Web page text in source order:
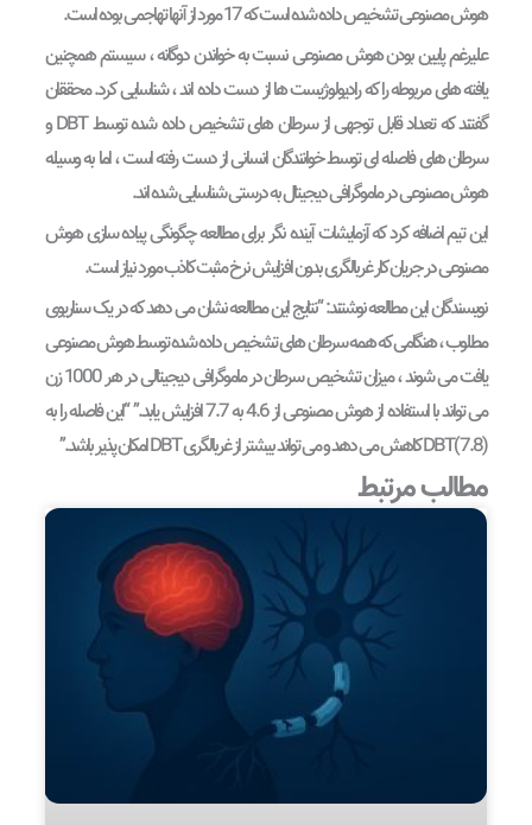
هوش مصنوعی تشخیص داده شده است که 17 مورد از آنها تهاجمی بوده است.
علیرغم پایین بودن هوش مصنوعی نسبت به خواندن دوگانه ، سیستم همچنین
یافته های مربوطه را که رادیولوژیست ها از دست داده اند ، شناسایی کرد. محققان
گفتند که تعداد قابل توجهی از سرطان های تشخیص داده شده توسط DBT و
سرطان های فاصله ای توسط خوانندگان انسانی از دست رفته است ، اما به وسیله
هوش مصنوعی در ماموگرافی دیجیتال به درستی شناسایی شده اند.
این تیم اضافه کرد که آزمایشات آینده نگر برای مطالعه چگونگی پیاده سازی هوش
مصنوعی در جریان کار غربالگری بدون افزایش نرخ مثبت کاذب مورد نیاز است.
نویسندگان این مطالعه نوشتند: “نتایج این مطالعه نشان می دهد که در یک سناریوی
مطلوب ، هنگامی که همه سرطان های تشخیص داده شده توسط هوش مصنوعی
یافت می شوند ، میزان تشخیص سرطان در ماموگرافی دیجیتالی در هر 1000 زن
می تواند با استفاده از هوش مصنوعی از 4.6 به 7.7 افزایش یابد.” “این فاصله را به
(7.8 )DBT کاهش می دهد و می تواند بیشتر از غربالگری DBT امکان پذیر باشد.”
مطالب مرتبط